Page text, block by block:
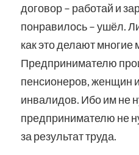
договор – работай и
понравилось – ушёл.
как это делают многие
Предпринимателю
пенсионеров, женщин
инвалидов. Ибо им не
предпринимателю не
за результат труда.